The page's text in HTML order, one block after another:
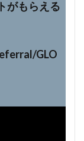
がもらえる
GLO